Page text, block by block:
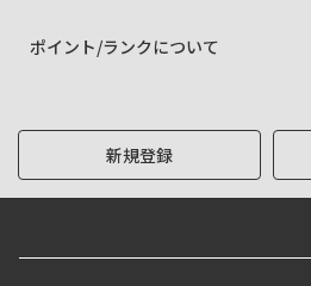
ポイント/ランクについて
新規登録